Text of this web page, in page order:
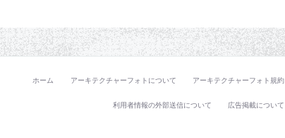
ホーム アーキテクチャーフォトについて アーキテクチャーフォト規約
利用者情報の外部送信について 広告掲載について